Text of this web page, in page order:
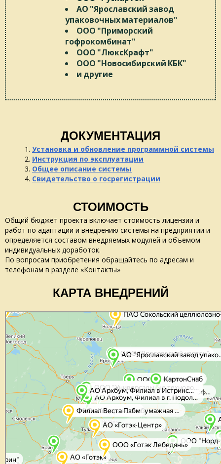
АО "Ярославский завод
упаковочных материалов"
ООО "Приморский
гофрокомбинат"
ООО "ЛюксКрафт"
ООО "Новосибирский КБК"
и другие
ДОКУМЕНТАЦИЯ
Установка и обновление программной системы
Инструкция по эксплуатации
Общее описание системы
Свидетельство о госрегистрации
СТОИМОСТЬ
Общий бюджет проекта включает стоимость лицензии и
работ по адаптации и внедрению системы на предприятии и
определяется составом внедряемых модулей и объемом
индивидуальных доработок.
По вопросам приобретения обращайтеcь по адресам и
телефонам в разделе «Контакты»
КАРТА ВНЕДРЕНИЙ